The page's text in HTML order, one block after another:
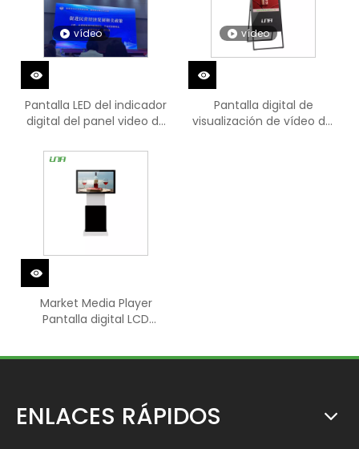
vídeo
Pantalla LED del indicador
digital del panel video de
vídeo
Pantalla digital de
visualización de vídeo del
Market Media Player
Pantalla digital LCD
ENLACES RÁPIDOS